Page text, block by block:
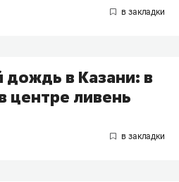
в Казани: в
центре ливень